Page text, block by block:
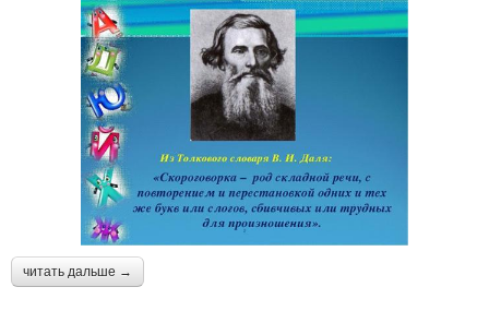
читать дальше →